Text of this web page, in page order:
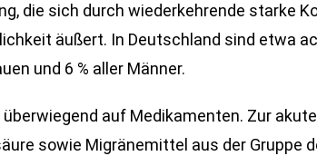
die sich durch wiederkehrende starke
äußert. In Deutschland sind etwa
und 6 % aller Männer.
auf Medikamenten. Zur
sowie Migränemittel aus der Gruppe